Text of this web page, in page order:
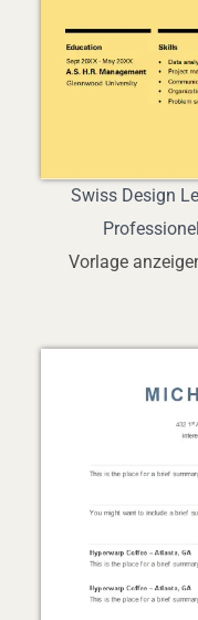
Swiss Design
Vorlage